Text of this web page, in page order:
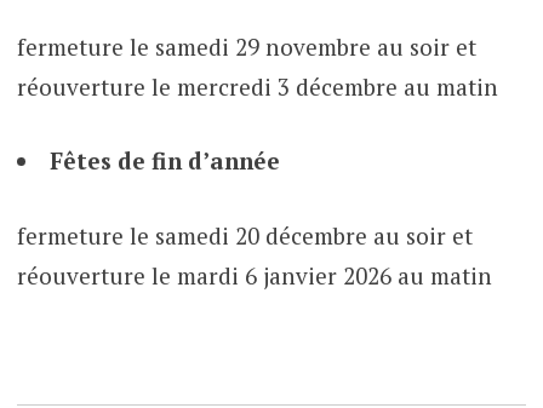
fermeture le samedi 29 novembre au soir et
réouverture le mercredi 3 décembre au matin
Fêtes de fin d’année
fermeture le samedi 20 décembre au soir et
réouverture le mardi 6 janvier 2026 au matin